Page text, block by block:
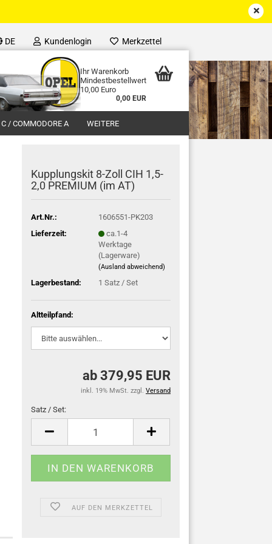
DE Kundenlogin Merkzettel
Ihr Warenkorb
Mindestbestellwert
10,00 Euro
0,00 EUR
C / COMMODORE A WEITERE
Kupplungskit 8-Zoll CIH 1,5-
2,0 PREMIUM (im AT)
Art.Nr.:
1606551-PK203
Lieferzeit:
ca.1-4
Werktage
(Lagerware)
(Ausland abweichend)
Lagerbestand: 1 Satz / Set
Altteilpfand:
ab 379,95 EUR
inkl. 19% MwSt. zzgl. Versand
Satz / Set:
Satz
AUF DEN MERKZETTEL